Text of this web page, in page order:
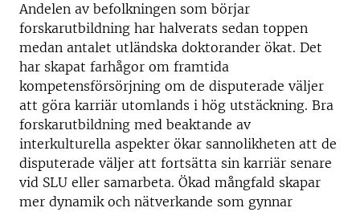
Andelen av befolkningen som börjar
forskarutbildning har halverats sedan toppen
medan antalet utländska doktorander ökat. Det
har skapat farhågor om framtida
kompetensförsörjning om de disputerade väljer
att göra karriär utomlands i hög utstäckning. Bra
forskarutbildning med beaktande av
interkulturella aspekter ökar sannolikheten att de
disputerade väljer att fortsätta sin karriär senare
vid SLU eller samarbeta. Ökad mångfald skapar
mer dynamik och nätverkande som gynnar